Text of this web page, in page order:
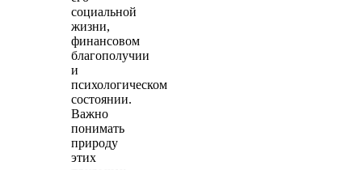
социальной
жизни,
финансовом
благополучии
и
психологическом
состоянии.
Важно
понимать
природу
этих